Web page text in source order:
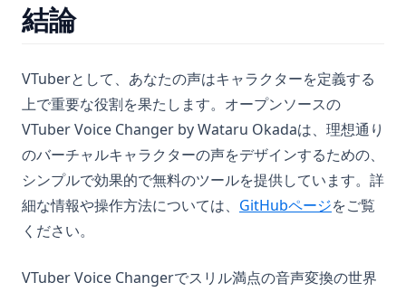
結論
VTuberとして、あなたの声はキャラクターを定義する
上で重要な役割を果たします。オープンソースの
VTuber Voice Changer by Wataru Okadaは、理想通り
のバーチャルキャラクターの声をデザインするための、
シンプルで効果的で無料のツールを提供しています。詳
細な情報や操作方法については、 GitHubページ(opens in
をご覧
ください。
VTuber Voice Changerでスリル満点の音声変換の世界